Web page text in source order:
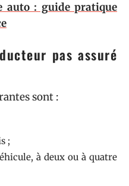
auto : guide pratique
pas assuré
sont :
;
à deux ou à quatre